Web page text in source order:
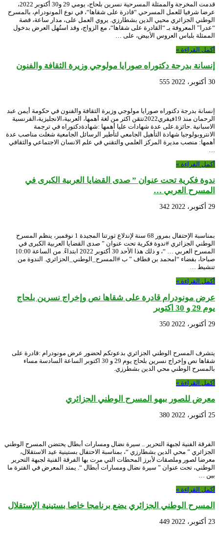
قدمت المخرجة والممثلة المسرحية نسرين بلحاج، يومي 29 و30 أكتوبر 2022،
عرضا شرفيا للعمل المسرحي “قادرة على شقاها“، في نوع المونودرام، بالمسرح
الوطني الجزائري محيي الدين بشطارزي. يروي العمل على، مدار ساعة، قصة
“عدرا” المعروفة بـ “القادرة على شقاها“، مع الزواج، وقد استُهل العرض بدخول
الممثلة بلباس العروس الأبيض، على …
أكمل القراءة »
إنسانة بدرجة دكتوراه صورايا مولوجي وزيرة الثقافة والفنون
30 أكتوبر، 2022 555
إنسانة بدرجة دكتوراه صورايا مولوجي وزيرة الثقافة والفنون في حكومة أيمن عبد
الرحمان منذ 19فيفري2022تتقن اكثر من لغة أهمها، العربية،الانجليزية،الفرنسية
الاسبانية .حائزة.على عدة شهادات عليا أهمها :شهادةدكتوراه في ترجمة
الانتروبولوجيا شهادة التأهيل الجامعي لتأطير الرسائل الجامعية شغلت مناصب عدة
أهمها: منصب مديرة المركز العلمي والتقني في علم الانسان الاجتماعي والثقافي
…
أكمل القراءة »
ندوة فكرية تحت عنوان ” صدى القضايا العربية الكبرى في
المسرح العربي …
29 أكتوبر، 2022 342
بمناسبة الإحتفال بمرور 68 سنة لإندلاع ثورتنا المجيدة 1 نوفمبر، ينظم المسرح
الوطني الجزائري #ندوة فكرية تحت عنوان ” صدى القضايا العربية الكبرى في
المسرح العربي … “، و ذلك هذا الأحد 30 أكتوبر 2022 ابتداءً. من الساعة 10:00
صباحا، بفضاء “امحمد بن قطاف ” ب #المسرح_الوطني_الحزائري. الندوة من
تنشيط …
أكمل القراءة »
عرض مونودرام قادرة على شقاها نص وإخراج نسرين بلحاج
يوم 29 و 30 اكتوبر
29 أكتوبر، 2022 350
يتشرف المسرح الوطني الجزائري بدعوتكم لحضور عرض مونودرام :قادرة على
شقاها نص وإخراج نسرين بلحاج يوم 29 و 30 اكتوبر الساعة السادسة مساء
بالمسرح الوطني محي الدين بشطرزي.
أكمل القراءة »
معرض للصور ببهو المسرح الوطني الجزائري
25 أكتوبر، 2022 380
الفرقة الفنية لجبهة التحرير .. سيرة نضال ومسارات أبطال يحتضن المسرح الوطني
الجزائري ” محي الدين بشطارزي “، بمناسبة الاحتفال بستينية عيد الاستقلال،
معرضا لصور وملصقات لأبرز المحطات التي مرت بها الفرقة الفنية لجبهة التحرير
الوطني، تحت عنوان ” سيرة نضال ومسارات أبطال “. يمتد المعرض في الفترة ما
بين …
أكمل القراءة »
المسرح الوطني الجزائري يضع برنامجا خاصا بستينية الإستقلال
23 أكتوبر، 2022 449